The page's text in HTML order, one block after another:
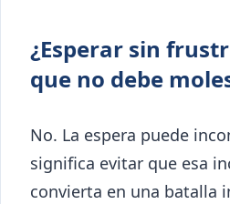
¿Esperar sin
que no debe
No. La espera puede
significa evitar que esa
convierta en una batalla